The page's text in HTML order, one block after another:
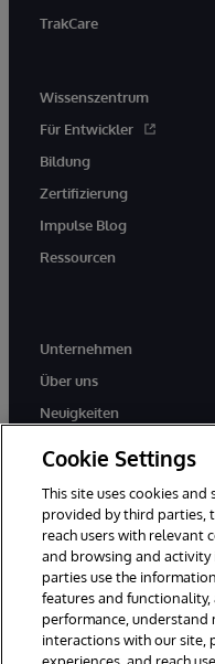
TrakCare
Wissenszentrum
Für Entwickler
Bildung
Zertifizierung
Impulse Blog
Ressourcen
Unternehmen
Über uns
Neuigkeiten
© 1996-2026 InterSystems
vorbehalten.
Cookie Settings
This site uses cookies
provided by third parties,
reach users with relevant
and browsing and
parties use the
features and
performance, understand
interactions with our site,